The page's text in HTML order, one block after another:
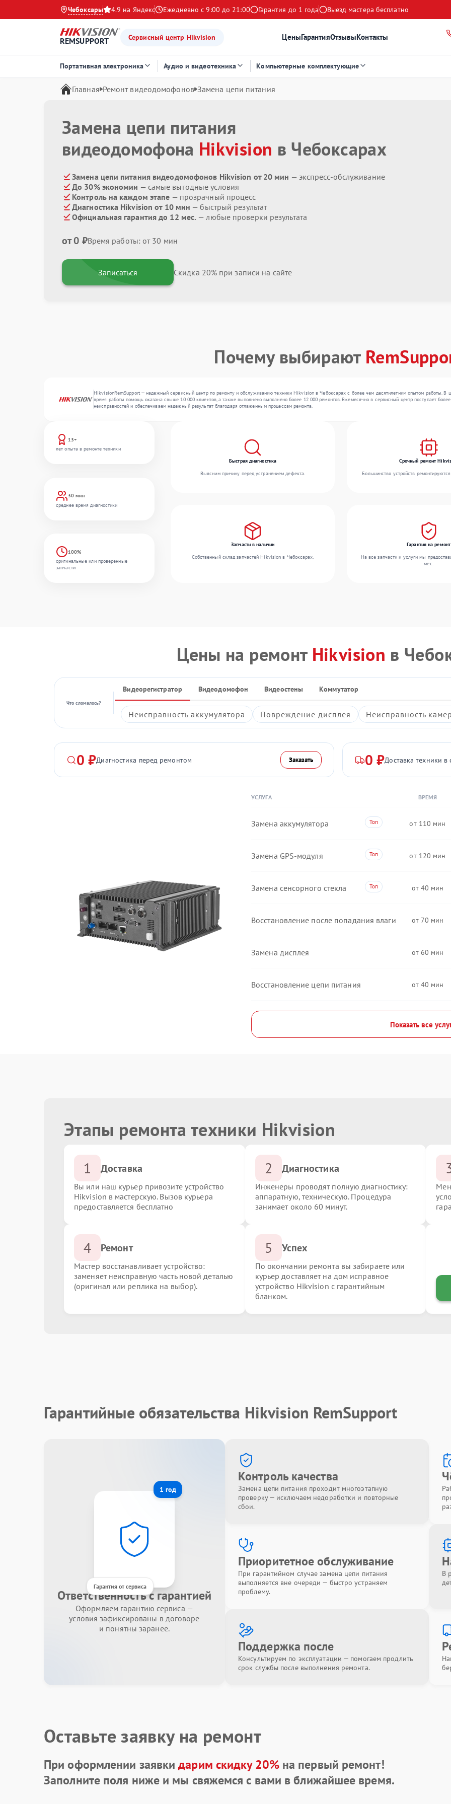
Чебоксары 4.9 на Яндекс Ежедневно с 9:00 до 21:00 Гарантия до 1 года Выезд мастера бесплатно
REMSUPPORT Сервисный центр Hikvision ЦеныГарантияОтзывыКонтакты
Портативная электроника Аудио и видеотехника Компьютерные комплектующие
Главная Ремонт видеодомофонов Замена цепи питания
Замена цепи питания
видеодомофона Hikvision в Чебоксарах
Замена цепи питания видеодомофонов Hikvision от 20 мин — экспресс-обслуживание
До 30% экономии — самые выгодные условия
Контроль на каждом этапе — прозрачный процесс
Диагностика Hikvision от 10 мин — быстрый результат
Официальная гарантия до 12 мес. — любые проверки результата
от 0 ₽Время работы: от 30 мин
Записаться Скидка 20% при записи на сайте
Почему выбирают
HikvisionRemSupport — надежный сервисный центр по ремонту и обслуживанию техники Hikvision в Чебоксарах с более чем десятилетним опытом работы. В
время работы помощь оказана свыше 10 000 клиентов, а также выполнено выполнено более 12 000 ремонтов. Ежемесячно в сервисный центр поступает
неисправностей и обеспечиваем надежный результат благодаря отлаженным процессам ремонта.
13+
лет опыта в ремонте техники
30 мин
среднее время диагностики
100%
оригинальные или проверенные
запчасти
Быстрая диагностика
Выясним причину перед устранением дефекта.
Срочный ремонт
Большинство устройств
Запчасти в наличии
Собственный склад запчастей Hikvision в Чебоксарах.
Гарантия на ремонт
На все запчасти и услуги мы
мес.
Цены на ремонт Hikvision в
Что сломалось?
Видеорегистратор Видеодомофон Видеостены Коммутатор
Неисправность аккумулятора Повреждение дисплея Неисправность
0 ₽Диагностика перед ремонтом Заказать 0 ₽Доставка техники в
УСЛУГА ВРЕМЯ
Замена аккумулятора 110
Замена GPS-модуля 120
Замена сенсорного стекла 40
Восстановление после попадания влаги 70
Замена дисплея 60
Восстановление цепи питания 40
Показать все
Этапы ремонта техники Hikvision
1 Доставка
Вы или наш курьер привозите устройство
Hikvision в мастерскую. Вызов курьера
предоставляется бесплатно
2 Диагностика
Инженеры проводят полную диагностику:
аппаратную, техническую. Процедура
занимает около 60 минут.
4 Ремонт
Мастер восстанавливает устройство:
заменяет неисправную часть новой деталью
(оригинал или реплика на выбор).
5 Успех
По окончании ремонта вы забираете или
курьер доставляет на дом исправное
устройство Hikvision с гарантийным
бланком.
Гарантийные обязательства Hikvision RemSupport
1 год
Гарантия от сервиса
Ответственность с гарантией
Оформляем гарантию сервиса —
условия зафиксированы в договоре
и понятны заранее.
Контроль качества
Замена цепи питания проходит многоэтапную
проверку — исключаем недоработки и повторные
сбои.
Приоритетное обслуживание
При гарантийном случае замена цепи питания
выполняется вне очереди — быстро устраняем
проблему.
В
Поддержка после
Консультируем по эксплуатации — помогаем продлить
срок службы после выполнения ремонта.
Оставьте заявку на ремонт
При оформлении заявкидарим скидку 20%на первый ремонт!
Заполните поля ниже и мы свяжемся с вами в ближайшее время.